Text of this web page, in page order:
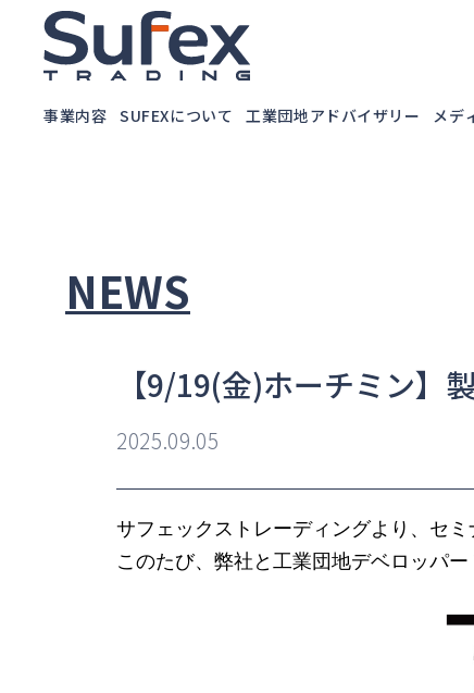
事業内容 SUFEXについて 工業団地アドバイザリー メデ
NEWS
【9/19(金)ホーチミン】
2025.09.05
サフェックストレーディングより、セ
このたび、弊社と工業団地デベロッパ